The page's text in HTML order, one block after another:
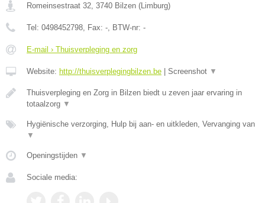
Romeinsestraat 32 3740 Bilzen ( Limburg)
Tel: 0498452798 , Fax: - , BTW-nr: -
E-mail › Thuisverpleging en zorg
Website: http://thuisverplegingbilzen.be Screenshot ▼
Thuisverpleging en Zorg in Bilzen biedt u zeven jaar ervaring in
totaalzorg ▼
Hygiënische verzorging, Hulp bij aan- en uitkleden, Vervanging van
▼
Openingstijden ▼
Sociale media: